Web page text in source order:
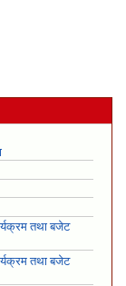
तथा बजेट
तथा बजेट